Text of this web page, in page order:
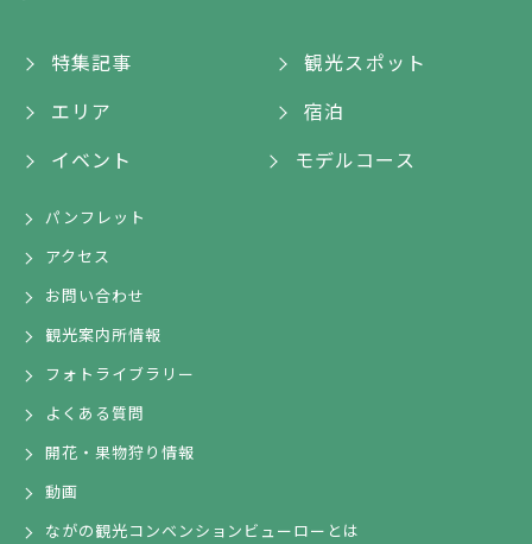
特集記事
観光スポット
エリア
宿泊
イベント
モデルコース
パンフレット
アクセス
お問い合わせ
観光案内所情報
フォトライブラリー
よくある質問
開花・果物狩り情報
動画
ながの観光コンベンションビューローとは